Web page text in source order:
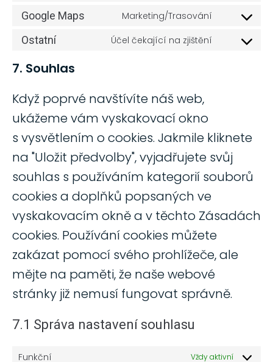
Google Maps Marketing/Trasování
Ostatní Účel čekající na zjištění
7. Souhlas
Když poprvé navštívíte náš web,
ukážeme vám vyskakovací okno
s vysvětlením o cookies. Jakmile kliknete
na "Uložit předvolby", vyjadřujete svůj
souhlas s používáním kategorií souborů
cookies a doplňků popsaných ve
vyskakovacím okně a v těchto Zásadách
cookies. Používání cookies můžete
zakázat pomocí svého prohlížeče, ale
mějte na paměti, že naše webové
stránky již nemusí fungovat správně.
7.1 Správa nastavení souhlasu
Funkční Vždy aktivní